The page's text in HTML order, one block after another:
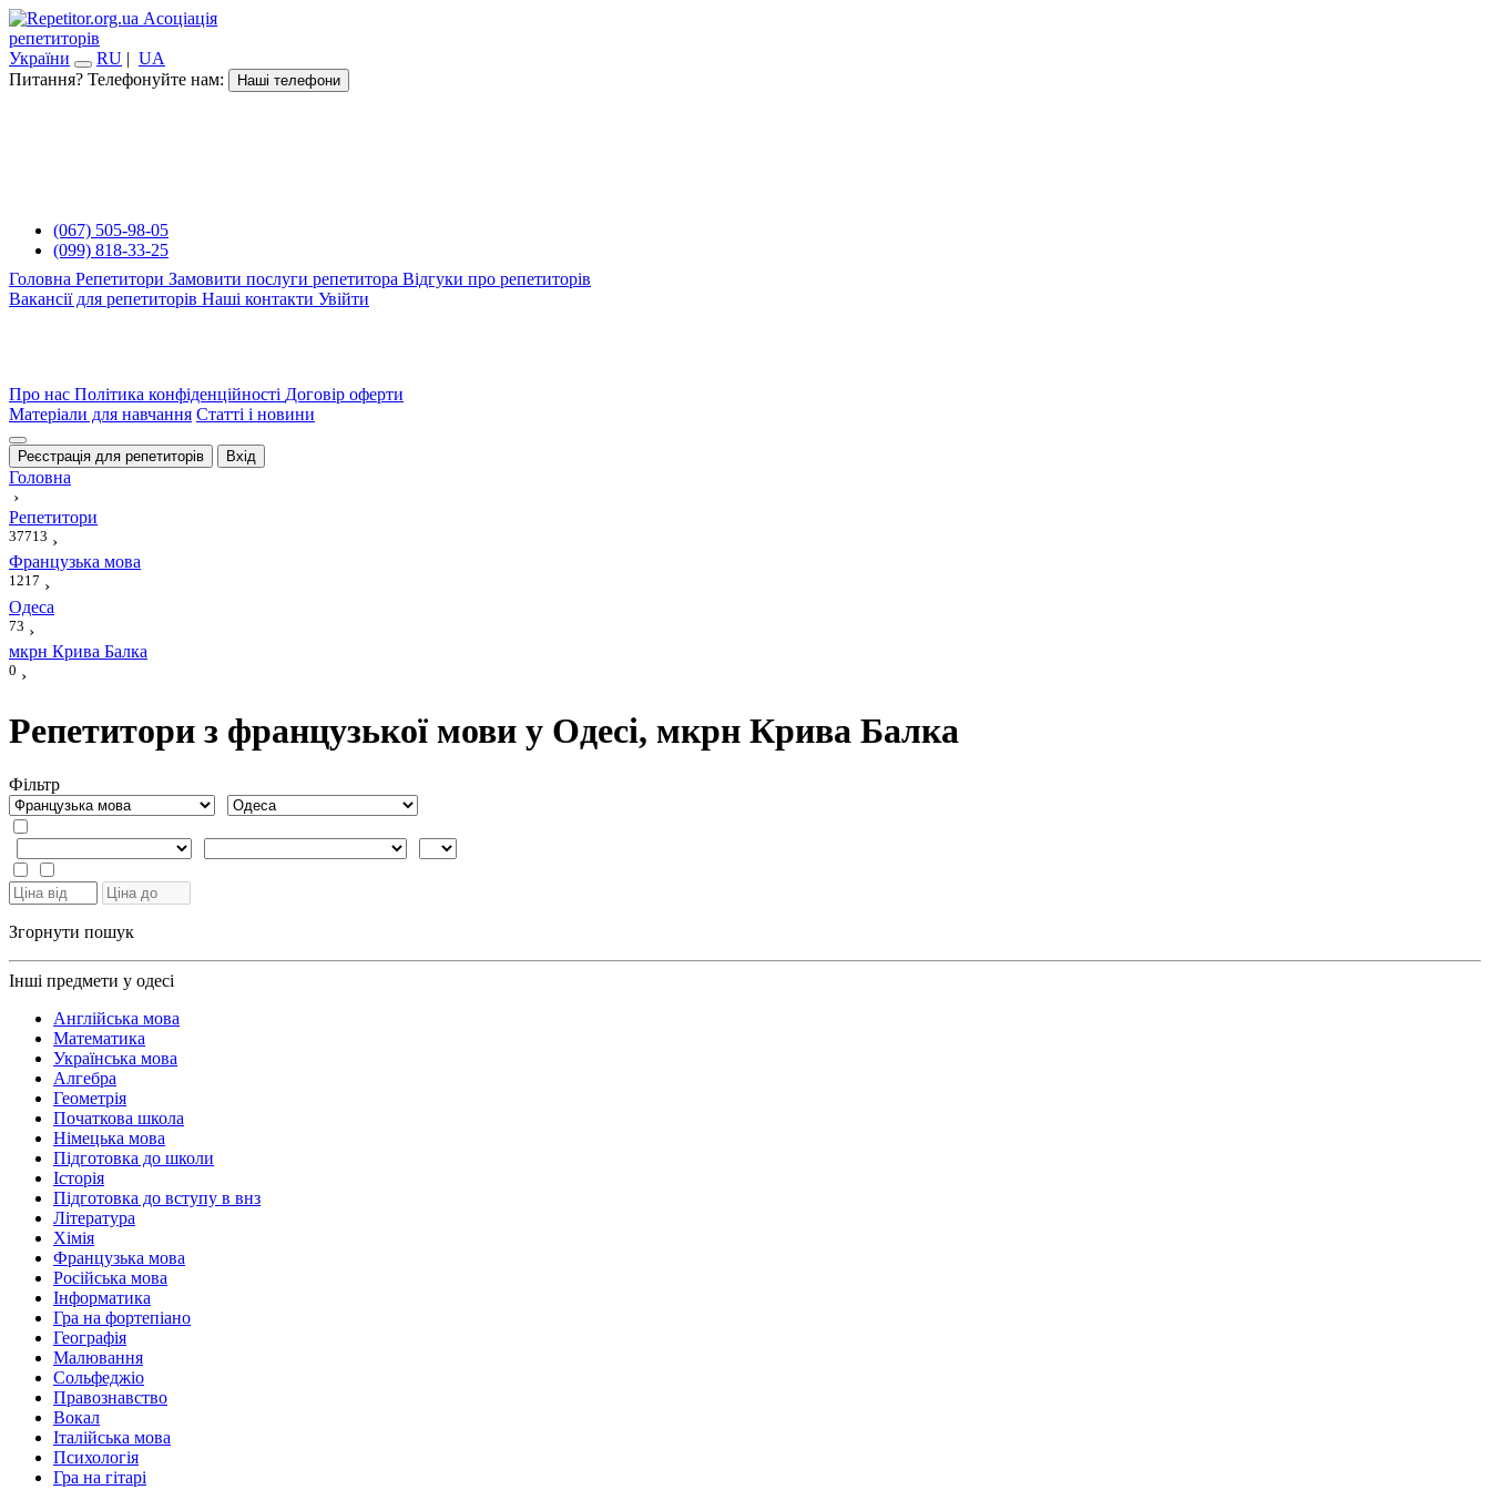
Асоціація
репетиторів
України
RU | UA
Питання? Телефонуйте нам:
Наші телефони
(067) 505-98-05
(099) 818-33-25
Головна Репетитори Замовити послуги репетитора Відгуки про репетиторів
Вакансії для репетиторів Наші контакти Увійти
Про нас Політика конфіденційності Договір оферти
Матеріали для навчання Статті і новини
Реєстрація для репетиторів Вхід
Головна
›
Репетитори
37713 ›
Французька мова
1217 ›
Одеса
73 ›
мкрн Крива Балка
0 ›
Репетитори з французької мови у Одесі, мкрн Крива Балка
Фiльтр
Згорнути пошук
Інші предмети у одесі
Англійська мова
Математика
Українська мова
Алгебра
Геометрія
Початкова школа
Німецька мова
Підготовка до школи
Історія
Підготовка до вступу в внз
Література
Хімія
Французька мова
Російська мова
Інформатика
Гра на фортепіано
Географія
Малювання
Сольфеджіо
Правознавство
Вокал
Італійська мова
Психологія
Гра на гітарі